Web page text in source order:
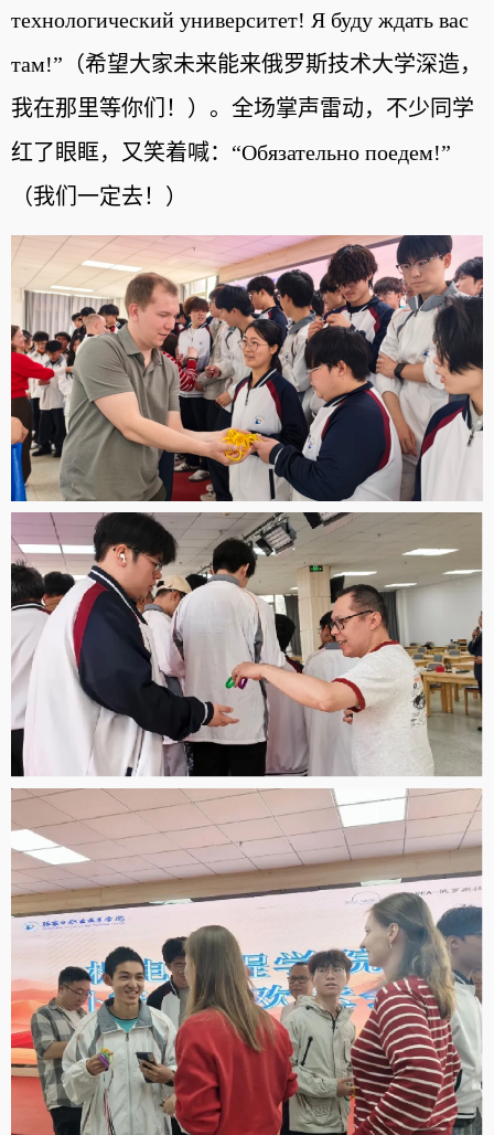
технологический университет! Я буду ждать вас
там!”（希望大家未来能来俄罗斯技术大学深造，
我在那里等你们！）。全场掌声雷动，不少同学
红了眼眶，又笑着喊：“Обязательно поедем!”
（我们一定去！）